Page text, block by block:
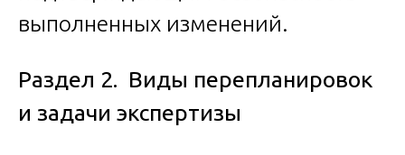
выполненных изменений.
Раздел 2. Виды перепланировок
и задачи экспертизы